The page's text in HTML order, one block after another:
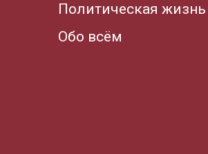
Политическая жизнь
Обо всём